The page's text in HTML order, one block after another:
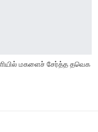
மகளைச் சேர்த்த தவெக